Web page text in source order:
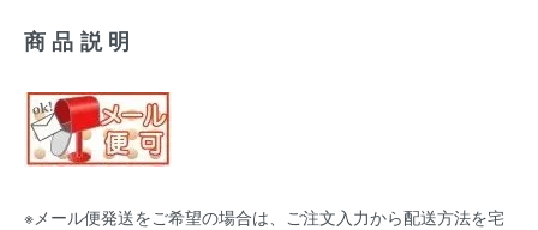
商品説明
※メール便発送をご希望の場合は、ご注文入力から配送方法を宅